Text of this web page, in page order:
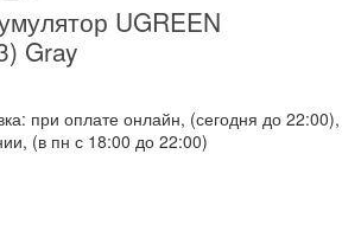
UGREEN
Gray
при оплате онлайн, (сегодня до 22:00),
(в пн с 18:00 до 22:00)